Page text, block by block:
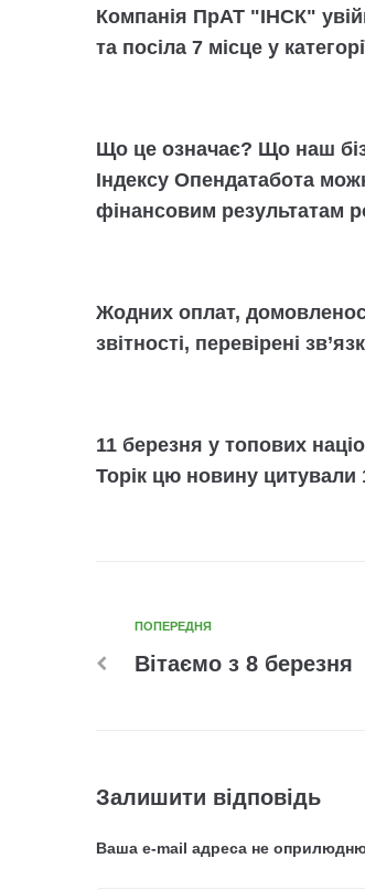
Компанія ПрАТ "ІНСК"
та посіла 7 місце у
Що це означає? Що наш
Індексу Опендатабота
фінансовим результатам
Жодних оплат,
звітності, перевірені
11 березня у топових
Торік цю новину цитували
ПОПЕРЕДНЯ
Вітаємо з 8 березня
Залишити відповідь
Ваша e-mail адреса не